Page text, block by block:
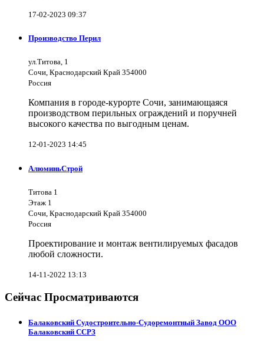
17-02-2023 09:37
Производство Перил
ул.Титова, 1
Сочи, Краснодарский Край 354000
Россия
Компания в городе-курорте Сочи, занимающаяся
производством перильных ограждений и поручней
высокого качества по выгодным ценам.
12-01-2023 14:45
АлюминьСтрой
Титова 1
Этаж 1
Сочи, Краснодарский Край 354000
Россия
Проектирование и монтаж вентилируемых фасадов
любой сложности.
14-11-2022 13:13
Сейчас Просматриваются
Балаковский Судостроительно-Судоремонтный Завод ООО
Балаковский ССРЗ